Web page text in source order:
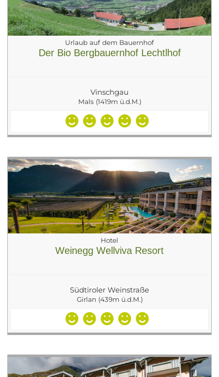
Urlaub auf dem Bauernhof
Der Bio Bergbauernhof Lechtlhof
Vinschgau
Mals (1419m ü.d.M.)
Hotel
Weinegg Wellviva Resort
Südtiroler Weinstraße
Girlan (439m ü.d.M.)